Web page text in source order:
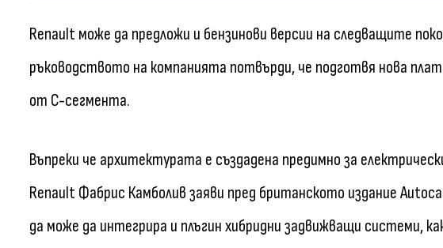
Renault може да предложи и бензинови версии на следващите
ръководството на компанията потвърди, че подготвя нова
от C-сегмента.
Въпреки че архитектурата е създадена предимно за
Renault Фабрис Камболив заяви пред британското издание
да може да интегрира и плъгин хибридни задвижващи системи,